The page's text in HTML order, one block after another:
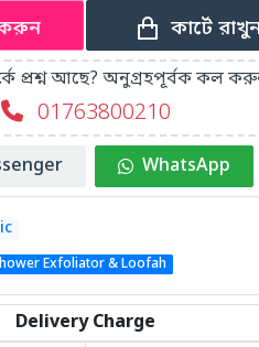
কার্টে
প্রশ্ন আছে? অনুগ্রহপূর্বক কল
01763800210
WhatsApp
Exfoliator & Loofah
Delivery Charge